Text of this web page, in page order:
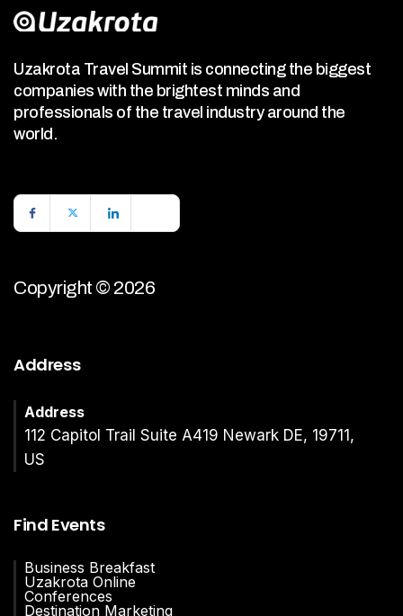
Uzakrota Travel Summit is connecting the biggest
companies with the brightest minds and
professionals of the travel industry around the
world.
Copyright © 2026
Address
Address
112 Capitol Trail Suite A419 Newark DE, 19711,
US
Find Events
Business Breakfast
Uzakrota Online
Conferences
Destination Marketing